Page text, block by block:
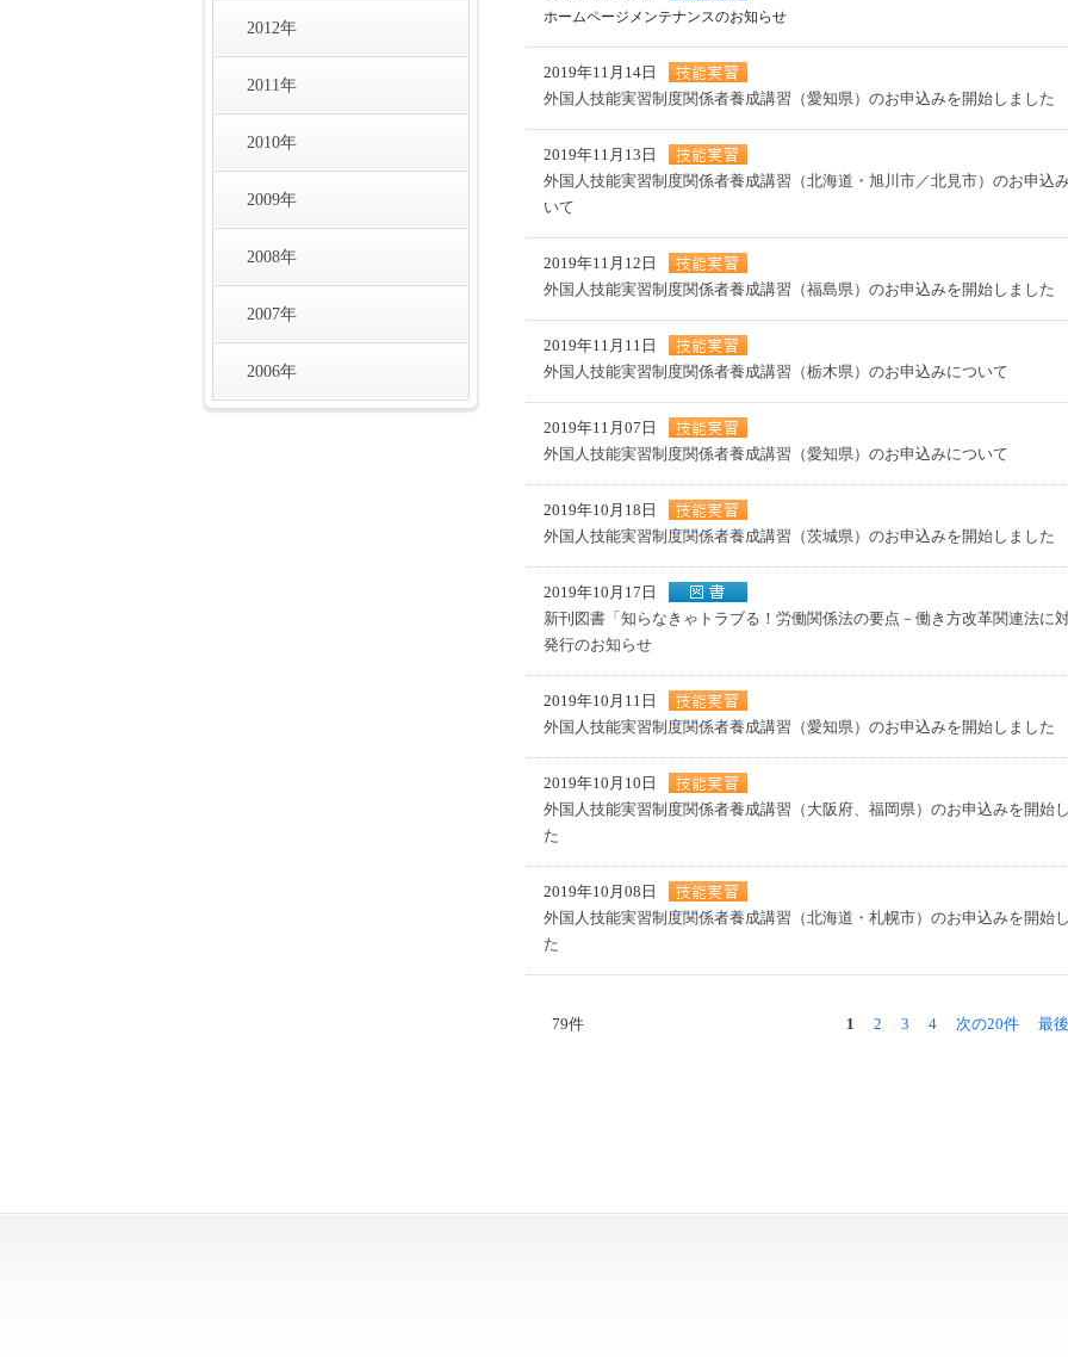
2012年
2011年
2010年
2009年
2008年
2007年
2006年
ホームページメンテナンスのお知らせ
2019年11月14日
外国人技能実習制度関係者養成講習（愛知県）のお申込みを開始しました
2019年11月13日
外国人技能実習制度関係者養成講習（北海道・旭川市／北見市）のお申込
いて
2019年11月12日
外国人技能実習制度関係者養成講習（福島県）のお申込みを開始しました
2019年11月11日
外国人技能実習制度関係者養成講習（栃木県）のお申込みについて
2019年11月07日
外国人技能実習制度関係者養成講習（愛知県）のお申込みについて
2019年10月18日
外国人技能実習制度関係者養成講習（茨城県）のお申込みを開始しました
2019年10月17日
新刊図書「知らなきゃトラブる！労働関係法の要点－働き方改革関連法に対
発行のお知らせ
2019年10月11日
外国人技能実習制度関係者養成講習（愛知県）のお申込みを開始しました
2019年10月10日
外国人技能実習制度関係者養成講習（大阪府、福岡県）のお申込みを開始
た
2019年10月08日
外国人技能実習制度関係者養成講習（北海道・札幌市）のお申込みを開始
た
79件 1 2 3 4 次の20件 最